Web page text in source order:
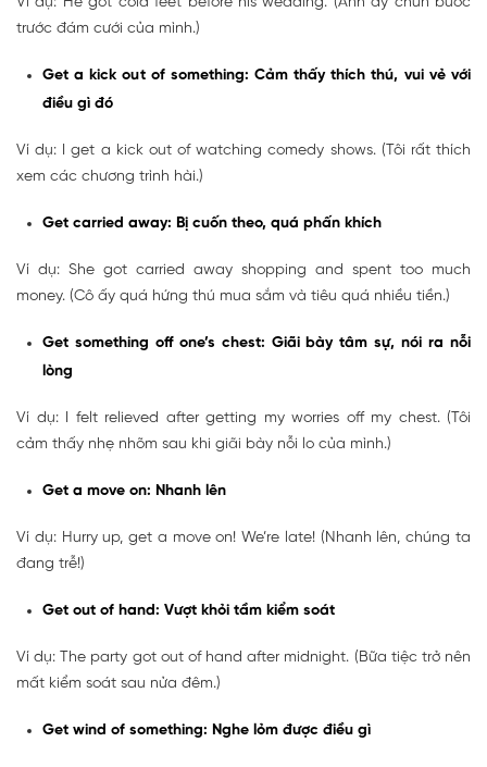
trước đám cưới của mình.)
Get a kick out of something: Cảm thấy thích thú, vui vẻ với
điều gì đó
Ví dụ: I get a kick out of watching comedy shows. (Tôi rất thích
xem các chương trình hài.)
Get carried away: Bị cuốn theo, quá phấn khích
Ví dụ: She got carried away shopping and spent too much
money. (Cô ấy quá hứng thú mua sắm và tiêu quá nhiều tiền.)
Get something off one’s chest: Giãi bày tâm sự, nói ra nỗi
lòng
Ví dụ: I felt relieved after getting my worries off my chest. (Tôi
cảm thấy nhẹ nhõm sau khi giãi bày nỗi lo của mình.)
Get a move on: Nhanh lên
Ví dụ: Hurry up, get a move on! We’re late! (Nhanh lên, chúng ta
đang trễ!)
Get out of hand: Vượt khỏi tầm kiểm soát
Ví dụ: The party got out of hand after midnight. (Bữa tiệc trở nên
mất kiểm soát sau nửa đêm.)
Get wind of something: Nghe lỏm được điều gì